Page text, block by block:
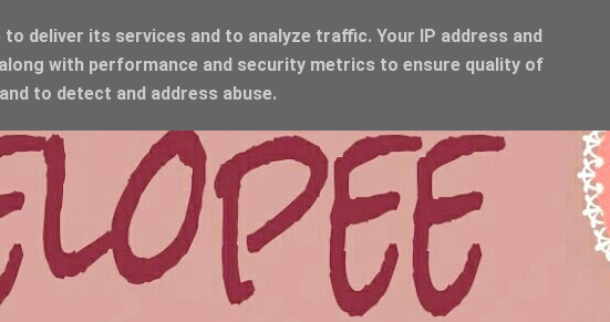
deliver its services and to analyze traffic. Your IP address and
with performance and security metrics to ensure quality of
to detect and address abuse.